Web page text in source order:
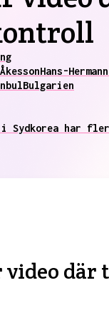
Hans-
Bulgarien
Sydkorea har